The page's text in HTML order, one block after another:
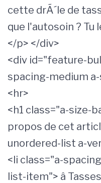
cette drÃ´le de
que l'autosoin ?
</p> </div>
<div id="feature-
spacing-medium
<hr>
<h1 class="a-size-
propos de cet
unordered-list a-
<li class="a-
list-item"> â